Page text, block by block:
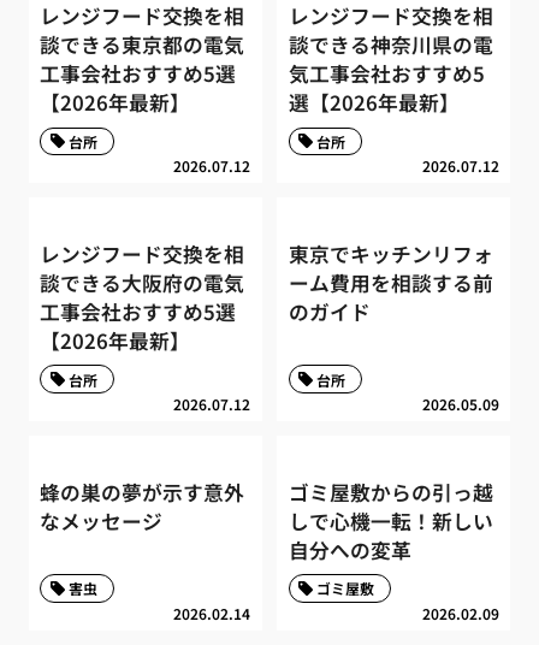
レンジフード交換を相
談できる東京都の電気
工事会社おすすめ5選
【2026年最新】
2026.07.12
台所
レンジフード交換を相
談できる神奈川県の電
気工事会社おすすめ5
選【2026年最新】
2026.07.12
台所
レンジフード交換を相
談できる大阪府の電気
工事会社おすすめ5選
【2026年最新】
2026.07.12
台所
東京でキッチンリフォ
ーム費用を相談する前
のガイド
2026.05.09
台所
蜂の巣の夢が示す意外
なメッセージ
2026.02.14
害虫
ゴミ屋敷からの引っ越
しで心機一転！新しい
自分への変革
2026.02.09
ゴミ屋敷